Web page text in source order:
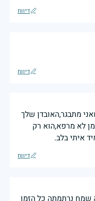
דיווח
דיווח
מתבגר,האובדן שלך
לא מרפא,הוא רק
איתי בלב.
דיווח